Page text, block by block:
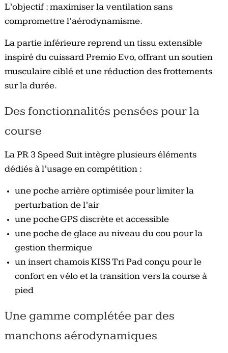
L’objectif : maximiser la ventilation sans
compromettre l’aérodynamisme.
La partie inférieure reprend un tissu extensible
inspiré du cuissard Premio Evo, offrant un soutien
musculaire ciblé et une réduction des frottements
sur la durée.
Des fonctionnalités pensées pour la
course
La PR 3 Speed Suit intègre plusieurs éléments
dédiés à l’usage en compétition :
une poche arrière optimisée pour limiter la
perturbation de l’air
une poche GPS discrète et accessible
une poche de glace au niveau du cou pour la
gestion thermique
un insert chamois KISS Tri Pad conçu pour le
confort en vélo et la transition vers la course à
pied
Une gamme complétée par des
manchons aérodynamiques